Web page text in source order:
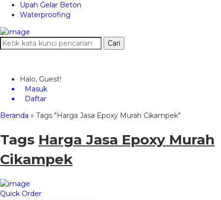
Upah Gelar Beton
Waterproofing
Cari
Halo, Guest!
Masuk
Daftar
Beranda » Tags "Harga Jasa Epoxy Murah Cikampek"
Tags Harga Jasa Epoxy Murah
Cikampek
Quick Order